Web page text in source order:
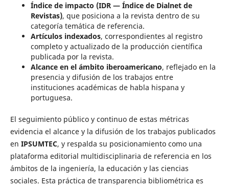
Índice de impacto (IDR — Índice de Dialnet de
Revistas), que posiciona a la revista dentro de su
categoría temática de referencia.
Artículos indexados, correspondientes al registro
completo y actualizado de la producción científica
publicada por la revista.
Alcance en el ámbito iberoamericano, reflejado en la
presencia y difusión de los trabajos entre
instituciones académicas de habla hispana y
portuguesa.
El seguimiento público y continuo de estas métricas
evidencia el alcance y la difusión de los trabajos publicados
en IPSUMTEC, y respalda su posicionamiento como una
plataforma editorial multidisciplinaria de referencia en los
ámbitos de la ingeniería, la educación y las ciencias
sociales. Esta práctica de transparencia bibliométrica es